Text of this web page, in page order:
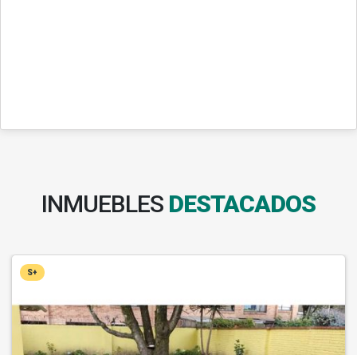
INMUEBLES DESTACADOS
S+